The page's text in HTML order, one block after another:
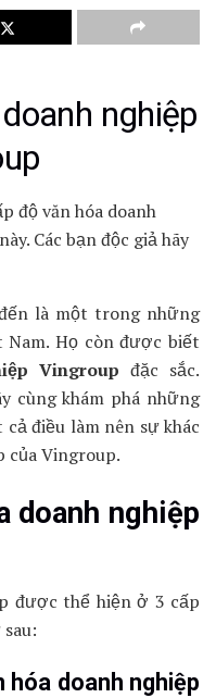
nghiệp
độ văn hóa doanh
Các bạn độc giả hãy
là một trong những
Họ còn được biết
Vingroup đặc sắc.
cùng khám phá những
điều làm nên sự khác
của Vingroup.
doanh nghiệp
được thể hiện ở 3 cấp
hóa doanh nghiệp